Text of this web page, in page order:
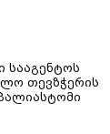
სააგენტოს
თევზჭერის